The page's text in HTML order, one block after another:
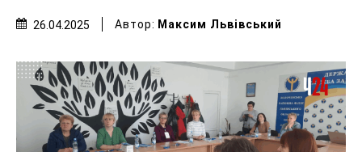
26.04.2025 Автор: Максим Львівський